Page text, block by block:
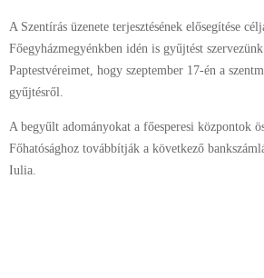
A Szentírás üzenete terjesztésének elősegítése
Főegyházmegyénkben idén is gyűjtést
Paptestvéreimet, hogy szeptember 17-én a
gyűjtésről.
A begyűlt adományokat a főesperesi központok
Főhatósághoz továbbítják a következő
Iulia.